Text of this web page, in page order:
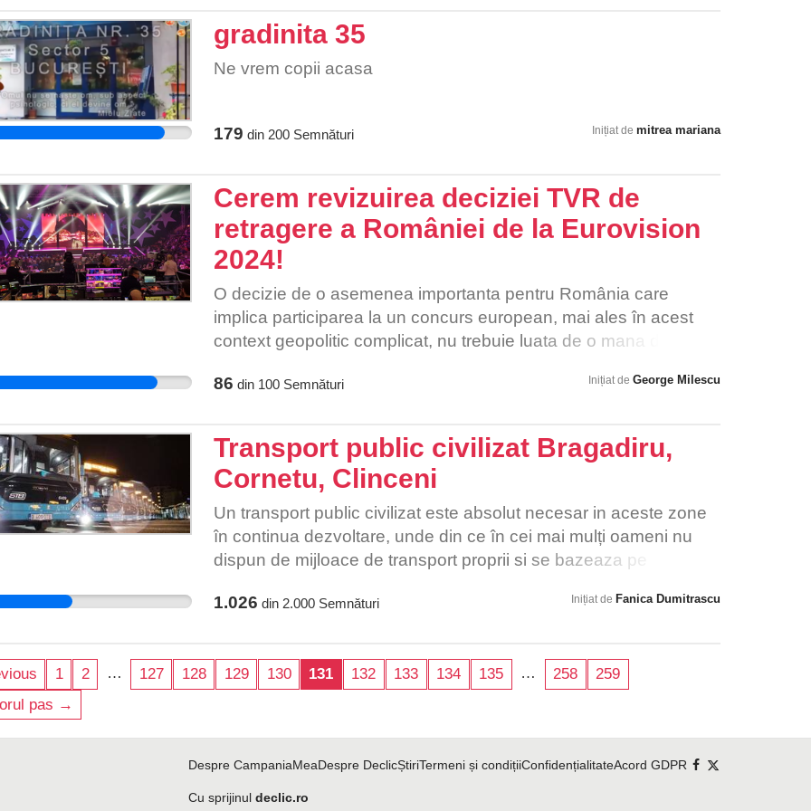
gradinita 35
Ne vrem copii acasa
179 din 200Semnături Inițiat de mitrea mariana
Cerem revizuirea deciziei TVR de
retragere a României de la Eurovision
2024!
O decizie de o asemenea importanta pentru România care
implica participarea la un concurs european, mai ales în acest
context geopolitic complicat, nu trebuie luata de o mana de
românii, fanii înfocați ai concursului Eurovision Romania
86 din 100Semnături Inițiat de George Milescu
Transport public civilizat Bragadiru,
Cornetu, Clinceni
Un transport public civilizat este absolut necesar in aceste zone
în continua dezvoltare, unde din ce în cei mai mulți oameni nu
dispun de mijloace de transport proprii si se bazeaza pe
1.026 din 2.000Semnături Inițiat de Fanica Dumitrascu
1 2 … 127 128 129 130 131 132 133 134 135 … 258
259
pas →
Despre CampaniaMeaDespre DeclicȘtiriTermeni și condițiiConfidențialitateAcord GDPR
Cu sprijinuldeclic.ro